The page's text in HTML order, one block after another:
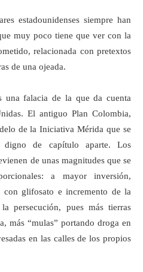
estadounidenses siempre han
muy poco tiene que ver con la
relacionada con pretextos
de una ojeada.
una falacia de la que da cuenta
El antiguo Plan Colombia,
de la Iniciativa Mérida que se
digno de capítulo aparte. Los
de unas magnitudes que se
a mayor inversión,
con glifosato e incremento de la
persecución, pues más tierras
más “mulas” portando droga en
en las calles de los propios